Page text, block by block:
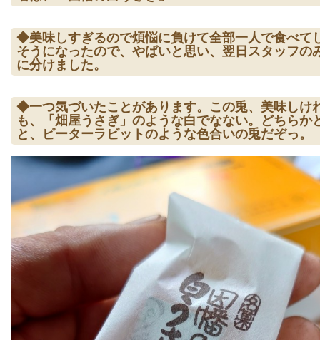
◆美味しすぎるので煩悩に負けて全部一人で食べて
そうになったので、やばいと思い、翌日スタッフの
に分けました。
◆一つ気づいたことがあります。この兎、美味しけ
も、「畑屋うさぎ」のような白でなない。どちらか
と、ピーターラビットのような色合いの兎だぞっ。